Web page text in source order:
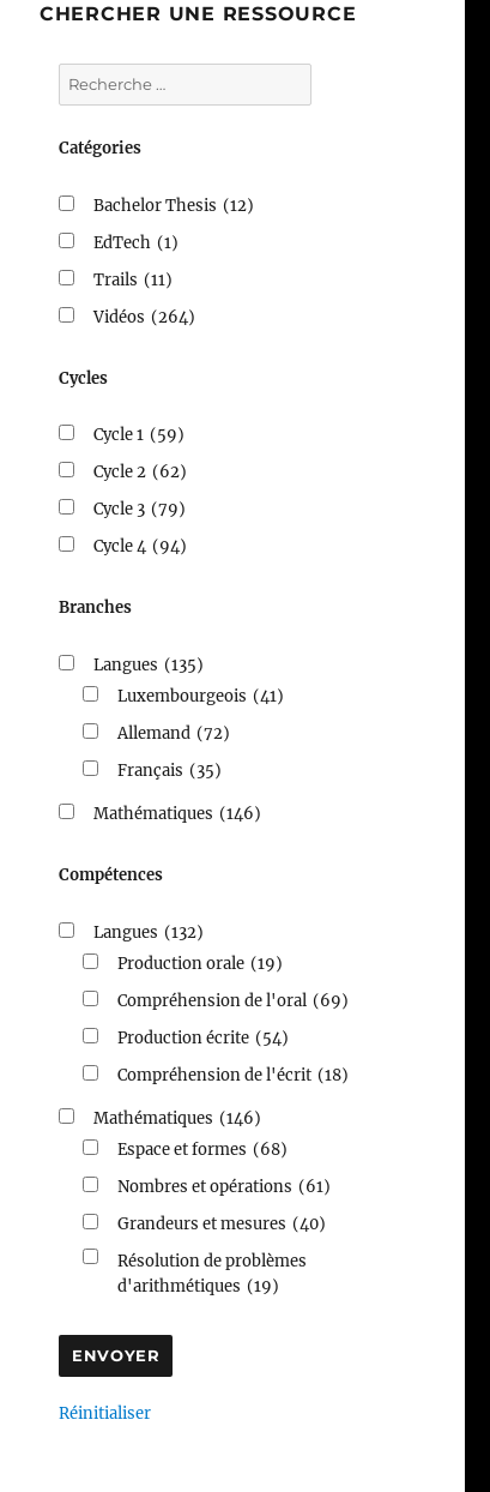
CHERCHER UNE RESSOURCE
Catégories
Bachelor Thesis (12)
EdTech (1)
Trails (11)
Vidéos (264)
Cycles
Cycle 1 (59)
Cycle 2 (62)
Cycle 3 (79)
Cycle 4 (94)
Branches
Langues (135)
Luxembourgeois (41)
Allemand (72)
Français (35)
Mathématiques (146)
Compétences
Langues (132)
Production orale (19)
Compréhension de l'oral (69)
Production écrite (54)
Compréhension de l'écrit (18)
Mathématiques (146)
Espace et formes (68)
Nombres et opérations (61)
Grandeurs et mesures (40)
Résolution de problèmes
d'arithmétiques (19)
Réinitialiser